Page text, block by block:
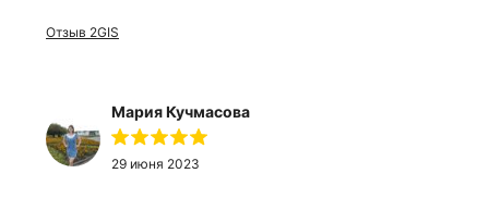
замеряли, соорентировали по времени. Цена
Отзыв 2GIS
Мария Кучмасова
29 июня 2023